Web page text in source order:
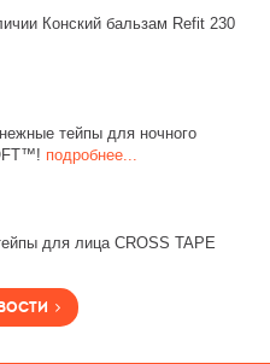
Конский бальзам Refit 230
тейпы для ночного
подробнее...
для лица CROSS TAPE